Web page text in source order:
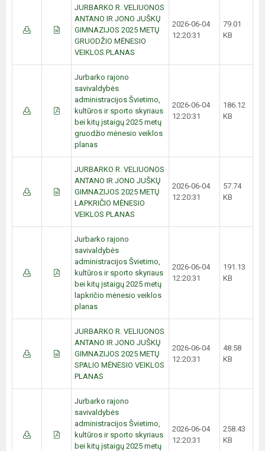
JURBARKO R. VELIUONOS
ANTANO IR JONO JUŠKŲ
GIMNAZIJOS 2025 METŲ
GRUODŽIO MĖNESIO
VEIKLOS PLANAS
2026-06-04
12:20:31
79.01
KB
Jurbarko rajono
savivaldybės
administracijos Švietimo,
kultūros ir sporto skyriaus
bei kitų įstaigų 2025 metų
gruodžio mėnesio veiklos
planas
2026-06-04
12:20:31
186.12
KB
JURBARKO R. VELIUONOS
ANTANO IR JONO JUŠKŲ
GIMNAZIJOS 2025 METŲ
LAPKRIČIO MĖNESIO
VEIKLOS PLANAS
2026-06-04
12:20:31
57.74
KB
Jurbarko rajono
savivaldybės
administracijos Švietimo,
kultūros ir sporto skyriaus
bei kitų įstaigų 2025 metų
lapkričio mėnesio veiklos
planas
2026-06-04
12:20:31
191.13
KB
JURBARKO R. VELIUONOS
ANTANO IR JONO JUŠKŲ
GIMNAZIJOS 2025 METŲ
SPALIO MĖNESIO VEIKLOS
PLANAS
2026-06-04
12:20:31
48.58
KB
Jurbarko rajono
savivaldybės
administracijos Švietimo,
kultūros ir sporto skyriaus
bei kitų įstaigų 2025 metų
2026-06-04
12:20:31
258.43
KB